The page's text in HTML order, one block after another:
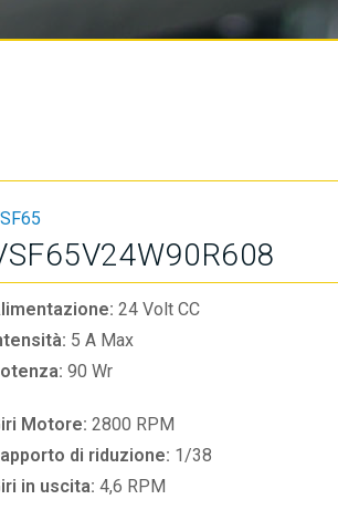
24 Volt CC
5 A Max
90 Wr
Motore: 2800 RPM
di riduzione: 1/38
in uscita: 4,6 RPM